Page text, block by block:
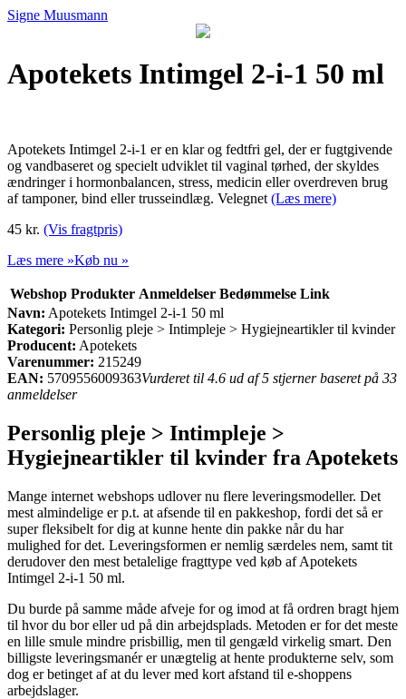
Signe Muusmann
Apotekets Intimgel 2-i-1 50 ml
Apotekets Intimgel 2-i-1 er en klar og fedtfri gel, der er fugtgivende
og vandbaseret og specielt udviklet til vaginal tørhed, der skyldes
ændringer i hormonbalancen, stress, medicin eller overdreven brug
af tamponer, bind eller trusseindlæg. Velegnet (Læs mere)
45 kr. (Vis fragtpris)
Læs mere »Køb nu »
Webshop Produkter Anmeldelser Bedømmelse Link
Navn: Apotekets Intimgel 2-i-1 50 ml
Kategori: Personlig pleje > Intimpleje > Hygiejneartikler til kvinder
Producent: Apotekets
Varenummer: 215249
EAN: 5709556009363Vurderet til 4.6 ud af 5 stjerner baseret på 33
anmeldelser
Personlig pleje > Intimpleje >
Hygiejneartikler til kvinder fra Apotekets
Mange internet webshops udlover nu flere leveringsmodeller. Det
mest almindelige er p.t. at afsende til en pakkeshop, fordi det så er
super fleksibelt for dig at kunne hente din pakke når du har
mulighed for det. Leveringsformen er nemlig særdeles nem, samt tit
derudover den mest betalelige fragttype ved køb af Apotekets
Intimgel 2-i-1 50 ml.
Du burde på samme måde afveje for og imod at få ordren bragt hjem
til hvor du bor eller ud på din arbejdsplads. Metoden er for det meste
en lille smule mindre prisbillig, men til gengæld virkelig smart. Den
billigste leveringsmanér er unægtelig at hente produkterne selv, som
dog er betinget af at du lever med kort afstand til e-shoppens
arbejdslager.